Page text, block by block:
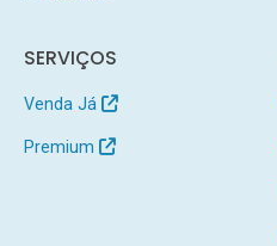
SERVIÇOS
Venda Já
Premium